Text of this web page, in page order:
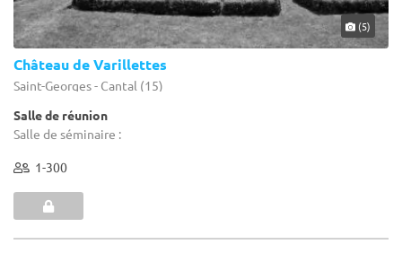
(5)
Château de Varillettes
Saint-Georges - Cantal (15)
Salle de réunion
Salle de séminaire :
1-300